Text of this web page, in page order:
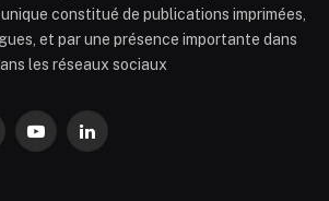
constitué de publications imprimées,
et par une présence importante dans
les réseaux sociaux
YouTubeLinkedIn